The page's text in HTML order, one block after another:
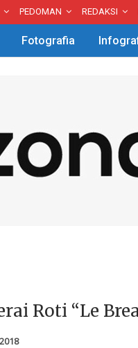
PEDOMAN REDAKSI
Fotografia
Roti “Le